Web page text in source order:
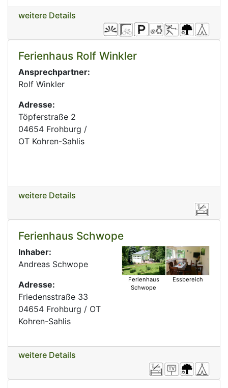
weitere Details
Ferienhaus Rolf Winkler
Ansprechpartner:
Rolf Winkler
Adresse:
Töpferstraße 2
04654 Frohburg /
OT Kohren-Sahlis
weitere Details
Ferienhaus Schwope
Inhaber:
Andreas Schwope
Adresse:
Friedensstraße 33
04654 Frohburg / OT
Kohren-Sahlis
Ferienhaus
Schwope
Essbereich
weitere Details